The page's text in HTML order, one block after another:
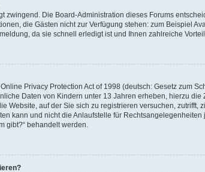
zwingend. Die Board-Administration dieses Forums
die Gästen nicht zur Verfügung stehen: zum Beispiel
da sie schnell erledigt ist und Ihnen zahlreiche
Privacy Protection Act of 1998 (deutsch: Gesetz zum
Daten von Kindern unter 13 Jahren erheben, hierzu
Website, auf der Sie sich zu registrieren versuchen,
kann und nicht die Anlaufstelle für
gibt?“ behandelt werden.